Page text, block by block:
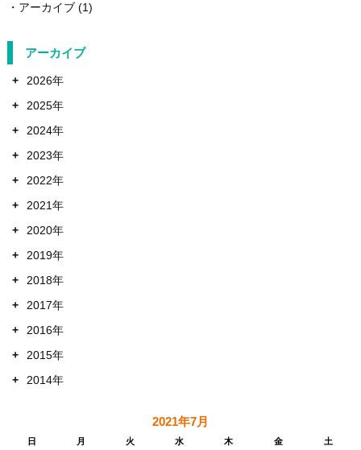
アーカイブ(1)
アーカイブ
+
2026年
+
2025年
+
2024年
+
2023年
+
2022年
+
2021年
+
2020年
+
2019年
+
2018年
+
2017年
+
2016年
+
2015年
+
2014年
2021年7月
日 月 火 水 木 金 土